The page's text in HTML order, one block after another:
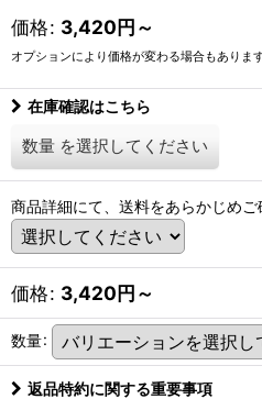
価格: 3,420円～
オプションにより価格が変わる場合もあります
在庫確認はこちら
数量 を選択してください
商品詳細にて、送料をあらかじめ
価格: 3,420円～
数量:
返品特約に関する重要事項